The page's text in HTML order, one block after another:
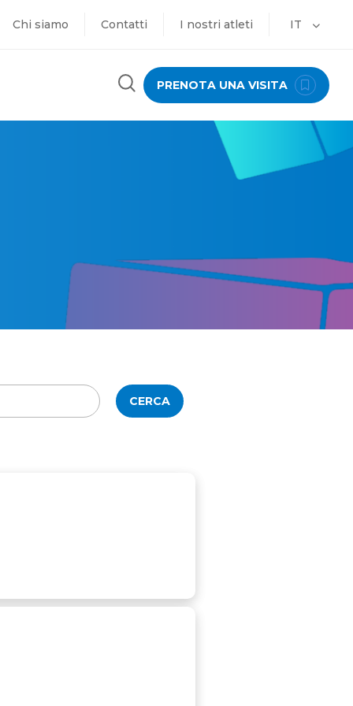
Chi siamo Contatti I nostri atleti IT
PRENOTA UNA VISITA
CERCA